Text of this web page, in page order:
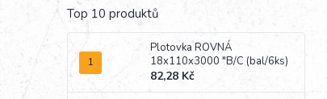
Top 10 produktů
Plotovka ROVNÁ
18x110x3000 "B/C (bal/6ks)
82,28 Kč